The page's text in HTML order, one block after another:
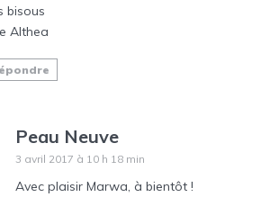
bisous
Althea
Peau Neuve
3 avril 2017 à 10 h 18 min
Avec plaisir Marwa, à bientôt !